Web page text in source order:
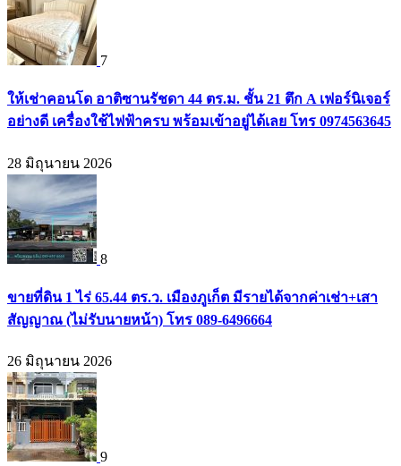
7
ให้เช่าคอนโด อาติซานรัชดา 44 ตร.ม. ชั้น 21 ตึก A เฟอร์นิเจอร์
อย่างดี เครื่องใช้ไฟฟ้าครบ พร้อมเข้าอยู่ได้เลย โทร 0974563645
28 มิถุนายน 2026
8
ขายที่ดิน 1 ไร่ 65.44 ตร.ว. เมืองภูเก็ต มีรายได้จากค่าเช่า+เสา
สัญญาณ (ไม่รับนายหน้า) โทร 089-6496664
26 มิถุนายน 2026
9